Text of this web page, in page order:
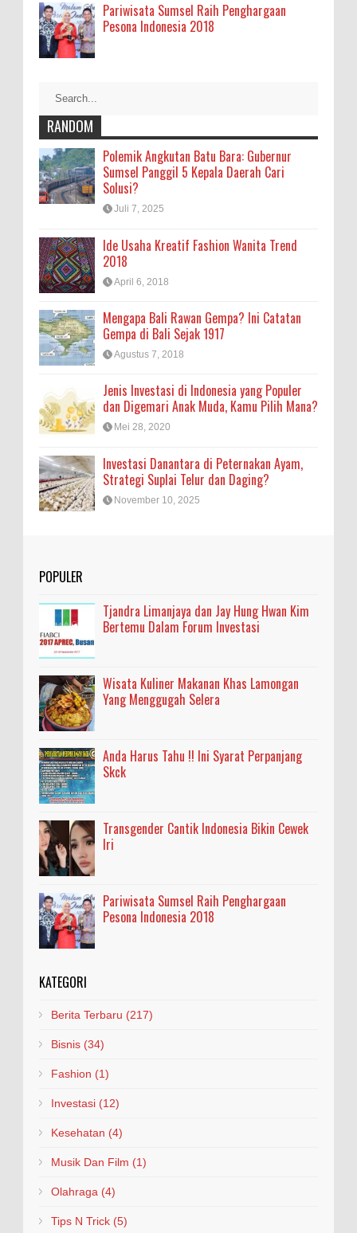
Pariwisata Sumsel Raih Penghargaan
Pesona Indonesia 2018
RANDOM
Polemik Angkutan Batu Bara: Gubernur
Sumsel Panggil 5 Kepala Daerah Cari
Solusi?
Juli 7, 2025
Ide Usaha Kreatif Fashion Wanita Trend
2018
April 6, 2018
Mengapa Bali Rawan Gempa? Ini Catatan
Gempa di Bali Sejak 1917
Agustus 7, 2018
Jenis Investasi di Indonesia yang Populer
dan Digemari Anak Muda, Kamu Pilih Mana?
Mei 28, 2020
Investasi Danantara di Peternakan Ayam,
Strategi Suplai Telur dan Daging?
November 10, 2025
POPULER
Tjandra Limanjaya dan Jay Hung Hwan Kim
Bertemu Dalam Forum Investasi
Wisata Kuliner Makanan Khas Lamongan
Yang Menggugah Selera
Anda Harus Tahu !! Ini Syarat Perpanjang
Skck
Transgender Cantik Indonesia Bikin Cewek
Iri
Pariwisata Sumsel Raih Penghargaan
Pesona Indonesia 2018
KATEGORI
Berita Terbaru (217)
Bisnis (34)
Fashion (1)
Investasi (12)
Kesehatan (4)
Musik Dan Film (1)
Olahraga (4)
Tips N Trick (5)